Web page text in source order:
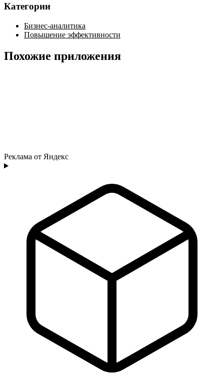
Категории
Бизнес-аналитика
Повышение эффективности
Похожие приложения
Реклама от Яндекс